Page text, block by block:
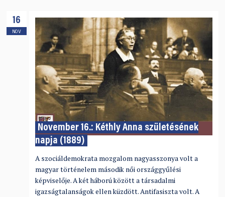
16
NOV
November 16.: Kéthly Anna születésének
napja (1889)
A szociáldemokrata mozgalom nagyasszonya volt a
magyar történelem második női országgyűlési
képviselője. A két háború között a társadalmi
igazságtalanságok ellen küzdött. Antifasiszta volt. A